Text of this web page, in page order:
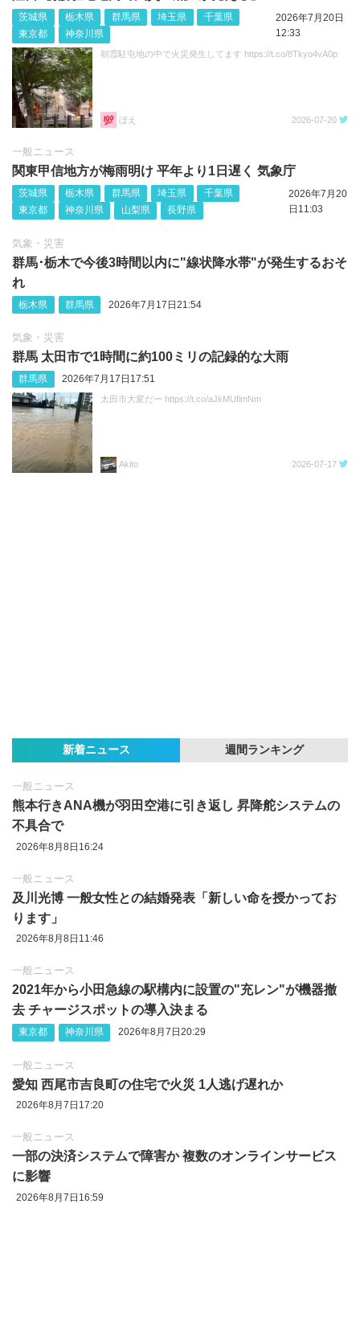
茨城県 栃木県 群馬県 埼玉県
千葉県
東京都
神奈川県
2026年7月20日
12:33
朝霞駐屯地の中で火災発生してます https://t.co/8Tkyo4vA0p
ぼえ 2026-07-20
一般ニュース
関東甲信地方が梅雨明け 平年より1日遅く 気象庁
茨城県 栃木県 群馬県 埼玉県
千葉県
東京都
神奈川県 山梨県 長野県
2026年7月20
日11:03
気象・災害
群馬･栃木で今後3時間以内に"線状降水帯"が発生するおそ
れ
栃木県 群馬県 2026年7月17日21:54
気象・災害
群馬 太田市で1時間に約100ミリの記録的な大雨
群馬県 2026年7月17日17:51
太田市大変だー https://t.co/aJkMUfimNm
Akito 2026-07-17
新着ニュース 週間ランキング
一般ニュース
熊本行きANA機が羽田空港に引き返し 昇降舵システムの
不具合で
2026年8月8日16:24
一般ニュース
及川光博 一般女性との結婚発表「新しい命を授かってお
ります」
2026年8月8日11:46
一般ニュース
2021年から小田急線の駅構内に設置の"充レン"が機器撤
去 チャージスポットの導入決まる
東京都 神奈川県 2026年8月7日20:29
一般ニュース
愛知 西尾市吉良町の住宅で火災 1人逃げ遅れか
2026年8月7日17:20
一般ニュース
一部の決済システムで障害か 複数のオンラインサービス
に影響
2026年8月7日16:59